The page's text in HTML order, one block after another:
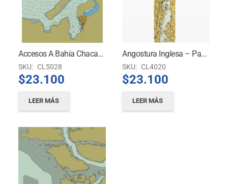
Accesos A Bahía Chacabuco
SKU: CL5028
$23.100
LEER MÁS
Angostura Inglesa – Paso Del Indio
SKU: CL4020
$23.100
LEER MÁS